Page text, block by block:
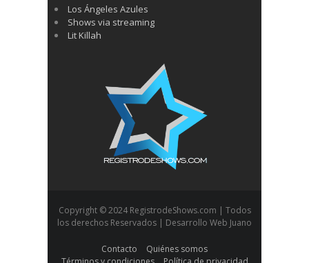
Los Ángeles Azules
Shows via streaming
Lit Killah
Copyright © 2024 RegistrodeShows.com | Todos
los derechos Reservados | Desarrollo Web Juano
Contacto
Quiénes somos